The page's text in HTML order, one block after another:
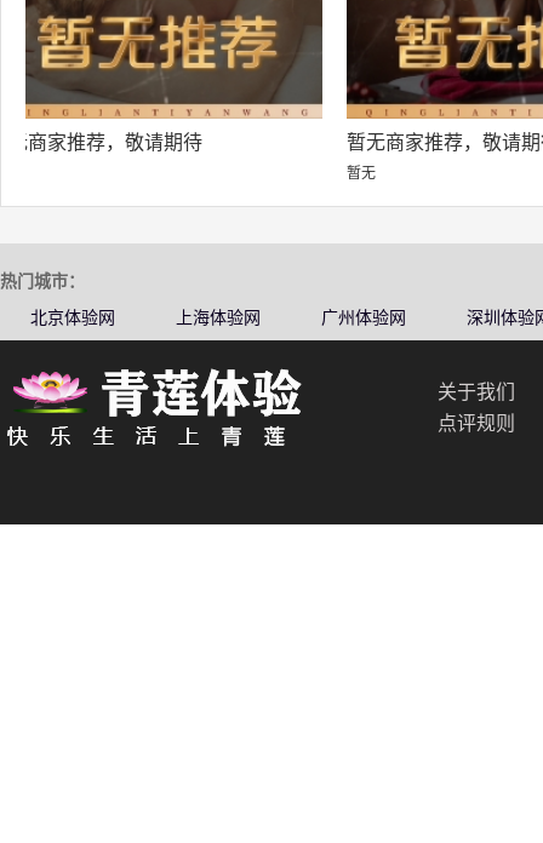
暂无商家推荐，敬请期待 暂无商家推荐，敬
热门城市：
北京体验网
上海体验网 广州体验网 深圳体验
关于我们
点评规则